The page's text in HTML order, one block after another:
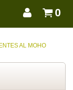
0
AL MOHO